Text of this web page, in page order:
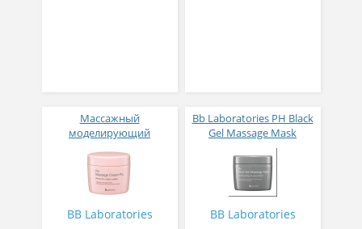
Массажный
моделирующий
гиалуроновый крем Bb
Laboretories Ph Massage
Cream Pro 280 гр
BB Laboratories
Bb Laboratories PH Black
Gel Massage Mask
Массажная гель-маска с
угольной пудрой 290 г
BB Laboratories